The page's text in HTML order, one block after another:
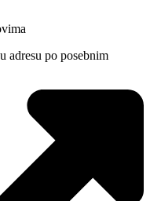
adresu po posebnim